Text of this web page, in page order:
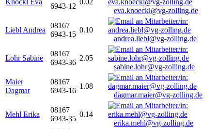
Knöckl Eva
6943-12
0.02
eva.knoeckl@vg-zolling.de
Liebl Andrea
08167
6943-15
0.10
andrea.liebl@vg-zolling.de
Lohr Sabine
08167
6943-36
2.05
sabine.lohr@vg-zolling.de
Maier
Dagmar
08167
6943-16
1.08
dagmar.maier@vg-zolling.de
Mehl Erika
08167
6943-35
0.14
erika.mehl@vg-zolling.de